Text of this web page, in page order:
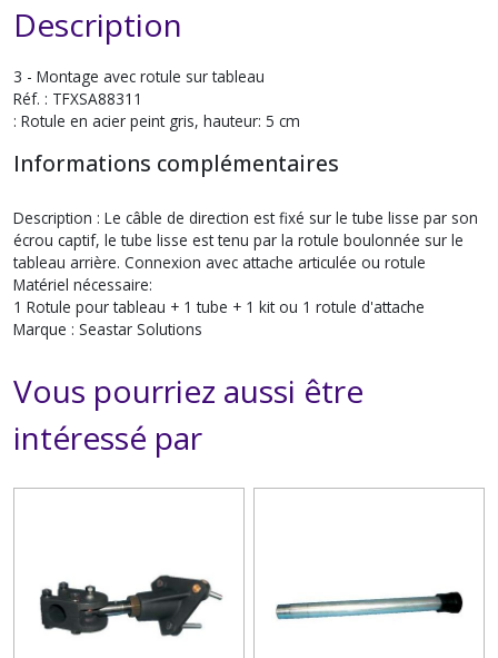
Description
3 - Montage avec rotule sur tableau
Réf. : TFXSA88311
: Rotule en acier peint gris, hauteur: 5 cm
Informations complémentaires
Description : Le câble de direction est fixé sur le tube lisse par son
écrou captif, le tube lisse est tenu par la rotule boulonnée sur le
tableau arrière. Connexion avec attache articulée ou rotule
Matériel nécessaire:
1 Rotule pour tableau + 1 tube + 1 kit ou 1 rotule d'attache
Marque : Seastar Solutions
Vous pourriez aussi être
intéressé par